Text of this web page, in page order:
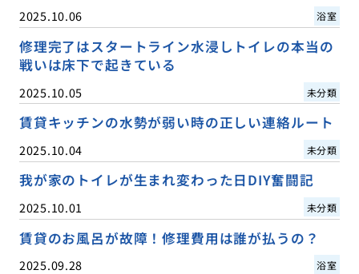
2025.10.06 浴室
修理完了はスタートライン水浸しトイレの本当の
戦いは床下で起きている
2025.10.05 未分類
賃貸キッチンの水勢が弱い時の正しい連絡ルート
2025.10.04 未分類
我が家のトイレが生まれ変わった日DIY奮闘記
2025.10.01 未分類
賃貸のお風呂が故障！修理費用は誰が払うの？
2025.09.28 浴室